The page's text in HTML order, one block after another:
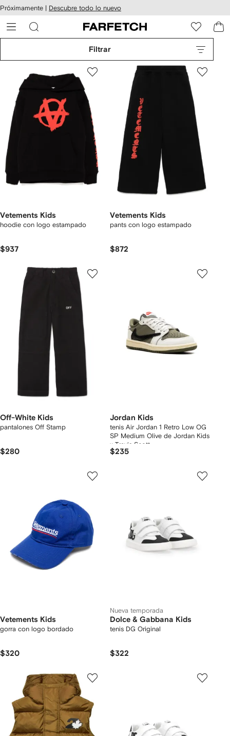
al
Próximamente | Descubre todo lo nuevo
Filtrar
Vetements Kids
hoodie con logo estampado
$937
Vetements Kids
pants con logo estampado
$872
Off-White Kids
pantalones Off Stamp
$280
Jordan Kids
tenis Air Jordan 1 Retro Low OG
SP Medium Olive de Jordan Kids
x Travis Scott
$235
Vetements Kids
gorra con logo bordado
$320
Nueva temporada
Dolce & Gabbana Kids
tenis DG Original
$322